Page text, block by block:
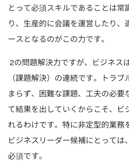
とって必須スキルであることは常
り、生産的に会議を運営したり、
ースとなるのがこの力です。
2の問題解決力ですが、ビジネス
（課題解決）の連続です。トラ
まらず、困難な課題、工夫の必要
て結果を出していくからこそ、ビ
れるわけです。特に非定型的業務
ビジネスリーダー候補にとっては
必須です。